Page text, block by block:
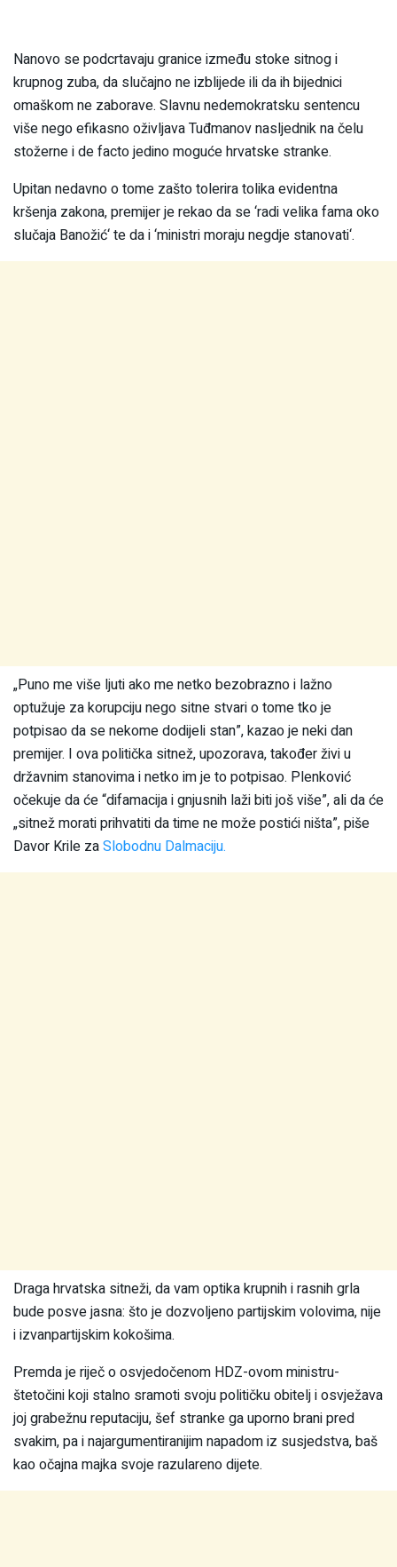
Nanovo se podcrtavaju granice između stoke sitnog i
krupnog zuba, da slučajno ne izblijede ili da ih bijednici
omaškom ne zaborave. Slavnu nedemokratsku sentencu
više nego efikasno oživljava Tuđmanov nasljednik na čelu
stožerne i de facto jedino moguće hrvatske stranke.
Upitan nedavno o tome zašto tolerira tolika evidentna
kršenja zakona, premijer je rekao da se ‘radi velika fama oko
slučaja Banožić‘ te da i ‘ministri moraju negdje stanovati‘.
„Puno me više ljuti ako me netko bezobrazno i lažno
optužuje za korupciju nego sitne stvari o tome tko je
potpisao da se nekome dodijeli stan”, kazao je neki dan
premijer. I ova politička sitnež, upozorava, također živi u
državnim stanovima i netko im je to potpisao. Plenković
očekuje da će “difamacija i gnjusnih laži biti još više”, ali da će
„sitnež morati prihvatiti da time ne može postići ništa”, piše
Davor Krile zaSlobodnu Dalmaciju.
Draga hrvatska sitneži, da vam optika krupnih i rasnih grla
bude posve jasna: što je dozvoljeno partijskim volovima, nije
i izvanpartijskim kokošima.
Premda je riječ o osvjedočenom HDZ-ovom ministru-
štetočini koji stalno sramoti svoju političku obitelj i osvježava
joj grabežnu reputaciju, šef stranke ga uporno brani pred
svakim, pa i najargumentiranijim napadom iz susjedstva, baš
kao očajna majka svoje razulareno dijete.